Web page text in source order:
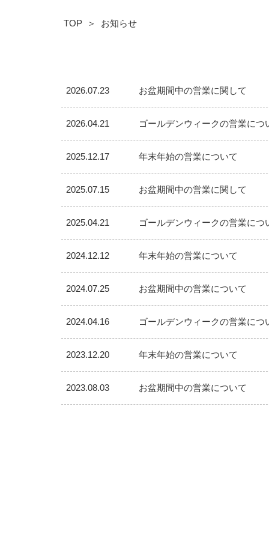
TOP お知らせ
2026.07.23 お盆期間中の営業に関して
2026.04.21 ゴールデンウィークの営業につ
2025.12.17 年末年始の営業について
2025.07.15 お盆期間中の営業に関して
2025.04.21 ゴールデンウィークの営業につ
2024.12.12 年末年始の営業について
2024.07.25 お盆期間中の営業について
2024.04.16 ゴールデンウィークの営業につ
2023.12.20 年末年始の営業について
2023.08.03 お盆期間中の営業について